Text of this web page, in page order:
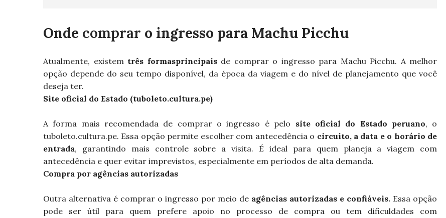
Onde comprar o ingresso para Machu Picchu
Atualmente, existem três formasprincipaisde comprar o ingresso para Machu Picchu. A melhor
opção depende do seu tempo disponível, da época da viagem e do nível de planejamento que você
deseja ter.
Site oficial do Estado (tuboleto.cultura.pe)
A forma mais recomendada de comprar o ingresso é pelo site oficial do Estado peruano, o
tuboleto.cultura.pe. Essa opção permite escolher com antecedência o circuito, a data e o horário de
entrada, garantindo mais controle sobre a visita. É ideal para quem planeja a viagem com
antecedência e quer evitar imprevistos, especialmente em períodos de alta demanda.
Compra por agências autorizadas
Outra alternativa é comprar o ingresso por meio de agências autorizadas e confiáveis. Essa opção
pode ser útil para quem prefere apoio no processo de compra ou tem dificuldades com